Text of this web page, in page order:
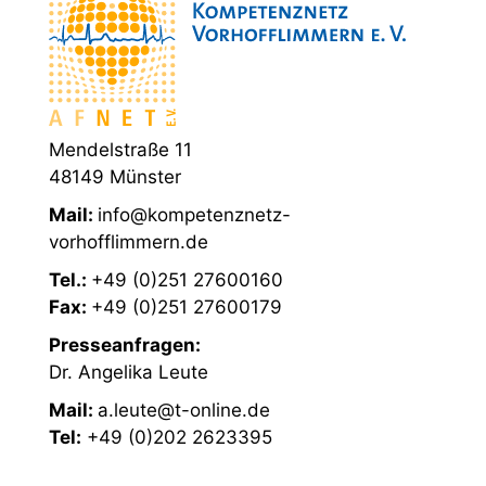
Mendelstraße 11
48149 Münster
Mail: info@kompetenznetz-
vorhofflimmern.de
Tel.: +49 (0)251 27600160
Fax: +49 (0)251 27600179
Presseanfragen:
Dr. Angelika Leute
Mail: a.leute@t-online.de
Tel: +49 (0)202 2623395